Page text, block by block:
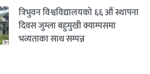
त्रिभुवन विश्वविद्यालयको ६६ औं स्थापना
दिवस जुम्ला बहुमुखी क्याम्पसमा
भव्यताका साथ सम्पन्न